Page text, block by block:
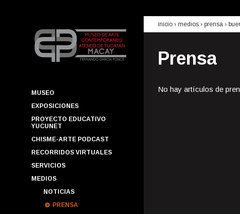
MUSEO
EXPOSICIONES
PROYECTO EDUCATIVO
YUCUNET
CHISME-ARTE PODCAST
RECORRIDOS VIRTUALES
SERVICIOS
MEDIOS
NOTICIAS
PRENSA
inicio › medios › prensa ›
Prensa
No hay artículos de